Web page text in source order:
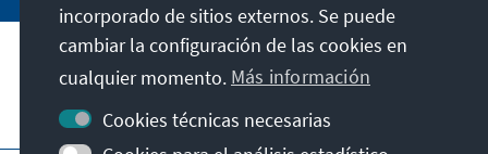
Visita también
incorporado de sitios externos. Se puede
cambiar la configuración de las cookies en
cualquier momento. Más información
Cookies técnicas necesarias